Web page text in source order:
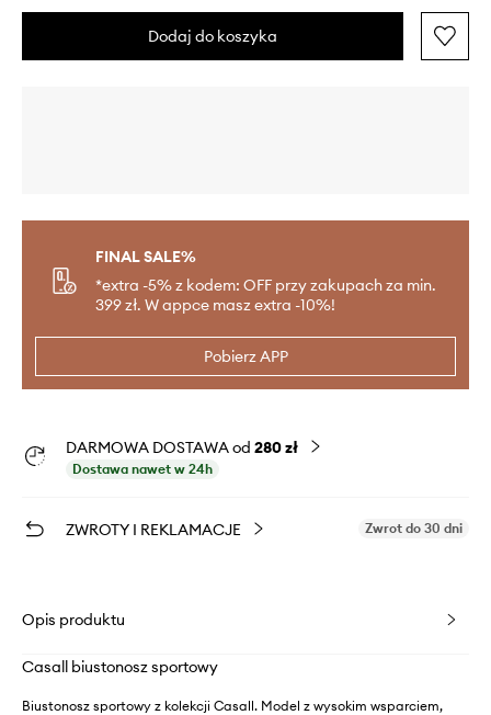
Dodaj do koszyka
FINAL SALE%
*extra -5% z kodem: OFF przy zakupach za min.
399 zł. W appce masz extra -10%!
Pobierz APP
DARMOWA DOSTAWA od 280 zł
Dostawa nawet w 24h
ZWROTY I REKLAMACJE Zwrot do 30 dni
Opis produktu
Casall biustonosz sportowy
Biustonosz sportowy z kolekcji Casall. Model z wysokim wsparciem,